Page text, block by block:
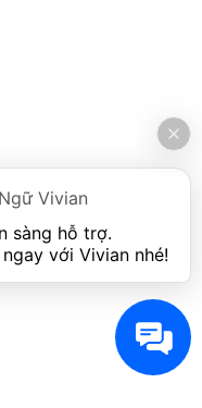
Vivian
sàng hỗ trợ.
với Vivian nhé!